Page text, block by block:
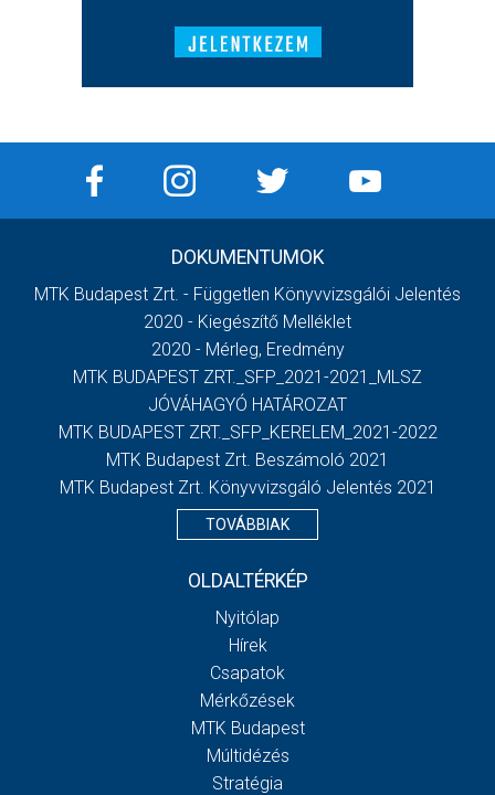
DOKUMENTUMOK
MTK Budapest Zrt. - Független Könyvvizsgálói Jelentés
2020 - Kiegészítő Melléklet
2020 - Mérleg, Eredmény
MTK BUDAPEST ZRT._SFP_2021-2021_MLSZ
JÓVÁHAGYÓ HATÁROZAT
MTK BUDAPEST ZRT._SFP_KERELEM_2021-2022
MTK Budapest Zrt. Beszámoló 2021
MTK Budapest Zrt. Könyvvizsgáló Jelentés 2021
TOVÁBBIAK
OLDALTÉRKÉP
Nyitólap
Hírek
Csapatok
Mérkőzések
MTK Budapest
Múltidézés
Stratégia